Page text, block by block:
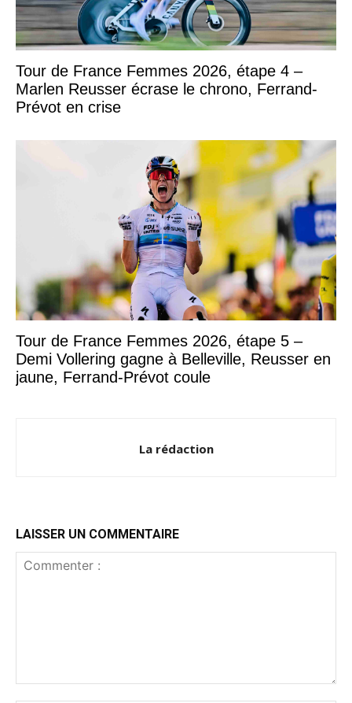
Tour de France Femmes 2026, étape 4 –
Marlen Reusser écrase le chrono, Ferrand-
Prévot en crise
Tour de France Femmes 2026, étape 5 –
Demi Vollering gagne à Belleville, Reusser en
jaune, Ferrand-Prévot coule
La rédaction
LAISSER UN COMMENTAIRE